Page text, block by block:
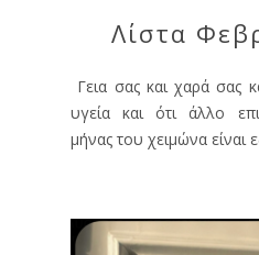
Λίστα
Γεια σας και χαρά σας
υγεία και ότι άλλο
μήνας του χειμώνα είναι